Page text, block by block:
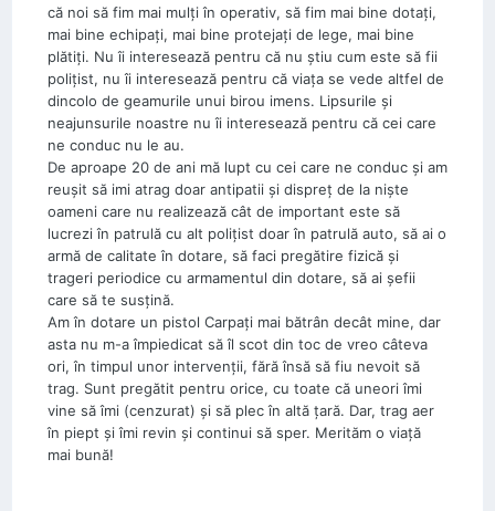
că noi să fim mai mulţi în operativ, să fim mai bine dotaţi,
mai bine echipaţi, mai bine protejaţi de lege, mai bine
plătiţi. Nu îi interesează pentru că nu ştiu cum este să fii
poliţist, nu îi interesează pentru că viaţa se vede altfel de
dincolo de geamurile unui birou imens. Lipsurile şi
neajunsurile noastre nu îi interesează pentru că cei care
ne conduc nu le au.
De aproape 20 de ani mă lupt cu cei care ne conduc şi am
reuşit să imi atrag doar antipatii şi dispreţ de la nişte
oameni care nu realizează cât de important este să
lucrezi în patrulă cu alt poliţist doar în patrulă auto, să ai o
armă de calitate în dotare, să faci pregătire fizică şi
trageri periodice cu armamentul din dotare, să ai şefii
care să te susţină.
Am în dotare un pistol Carpaţi mai bătrân decât mine, dar
asta nu m-a împiedicat să îl scot din toc de vreo câteva
ori, în timpul unor intervenţii, fără însă să fiu nevoit să
trag. Sunt pregătit pentru orice, cu toate că uneori îmi
vine să îmi (cenzurat) şi să plec în altă ţară. Dar, trag aer
în piept şi îmi revin şi continui să sper. Merităm o viaţă
mai bună!